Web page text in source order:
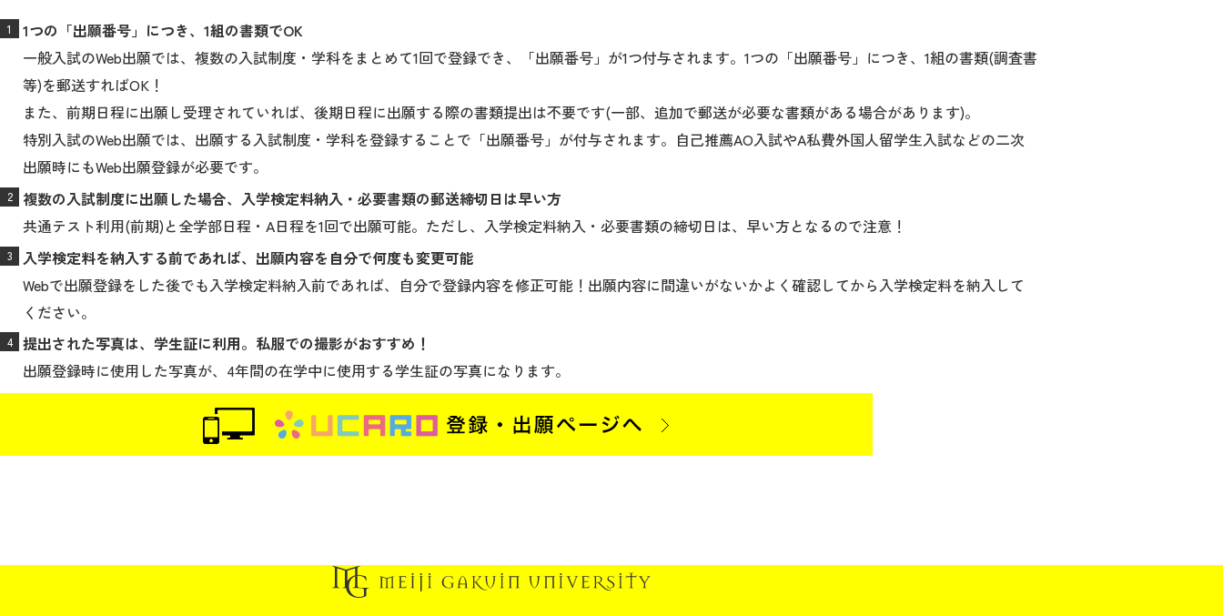
1つの「出願番号」につき、1組の書類でOK
一般入試のWeb出願では、複数の入試制度・学科をまとめて1回で登録でき、「出願番号」が1つ付与されます。1つの「出願番号」につき、1組の書類(調査書
等)を郵送すればOK！
また、前期日程に出願し受理されていれば、後期日程に出願する際の書類提出は不要です(一部、追加で郵送が必要な書類がある場合があります)。
特別入試のWeb出願では、出願する入試制度・学科を登録することで「出願番号」が付与されます。自己推薦AO入試やA私費外国人留学生入試などの二次
出願時にもWeb出願登録が必要です。
複数の入試制度に出願した場合、入学検定料納入・必要書類の郵送締切日は早い方
共通テスト利用(前期)と全学部日程・A日程を1回で出願可能。ただし、入学検定料納入・必要書類の締切日は、早い方となるので注意！
入学検定料を納入する前であれば、出願内容を自分で何度も変更可能
Webで出願登録をした後でも入学検定料納入前であれば、自分で登録内容を修正可能！出願内容に間違いがないかよく確認してから入学検定料を納入して
ください。
提出された写真は、学生証に利用。私服での撮影がおすすめ！
出願登録時に使用した写真が、4年間の在学中に使用する学生証の写真になります。